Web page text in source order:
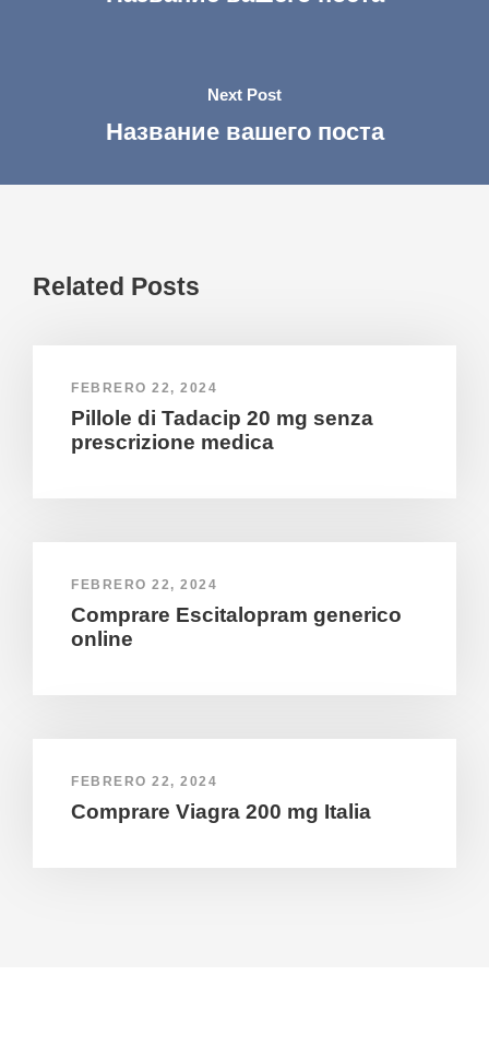
Next Post
Название вашего поста
Related Posts
FEBRERO 22, 2024
Pillole di Tadacip 20 mg senza
prescrizione medica
FEBRERO 22, 2024
Comprare Escitalopram generico
online
FEBRERO 22, 2024
Comprare Viagra 200 mg Italia